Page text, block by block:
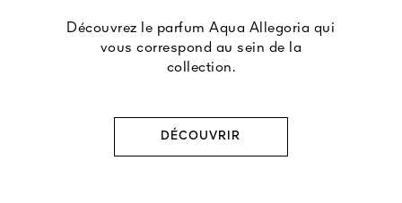
Découvrez le parfum Aqua Allegoria qui
vous correspond au sein de la
collection.
DÉCOUVRIR